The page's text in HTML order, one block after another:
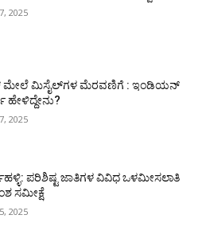
2025
ಮೇಲೆ ಮಿಸೈಲ್​ಗಳ ಮೆರವಣಿಗೆ : ಇಂಡಿಯನ್
2025
ಪರಿಶಿಷ್ಟ ಜಾತಿಗಳ ವಿವಿಧ ಒಳಮೀಸಲಾತಿ
ಸಮೀಕ್ಷೆ
2025